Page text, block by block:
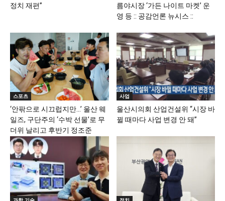
정치 재편”
름야시장 ‘가든 나이트 마켓’ 운
영 등 :: 공감언론 뉴시스 ::
스포츠
‘안팎으로 시끄럽지만…’ 울산 웨
일즈, 구단주의 ‘수박 선물’로 무
더위 날리고 후반기 정조준
사업
울산시의회 산업건설위 “시장 바
뀔 때마다 사업 변경 안 돼”